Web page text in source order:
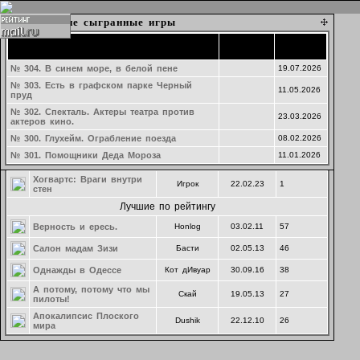
Набор в игру
Озеро ЛжеКомо
24.07.2026
Маф-Наволок. Молочный день 19.05.2026
Текущие игры
Партия 293. тест
20.02.2025
Подготовка затравок к играм
Последние предложения
Курорт на озере Лжекомо Ры
гугеноты среди нас MrStryde 22.04.26 20
Безумный день, или
женитьба Фигаро
Егор 01.06.24 0
Комитет общественного
спасения в нейросети
0
Хогвартс: Враги внутри
стен
Игрок 22.02.23 1
Лучшие по рейтингу
Верность и ересь. Honlog 03.02.11 57
Салон мадам Зизи Басти 02.05.13 46
Однажды в Одессе Кот дИвуар 30.09.16 38
А потому, потому что мы
пилоты!
Скай 19.05.13 27
Апокалипсис Плоского
мира
Dushik 22.12.10 26
Последние сыгранные игры
№ 304. В синем море, в белой пене
19.07.2026
№ 303. Есть в графском парке Черный
пруд
11.05.2026
№ 302. Спекталь. Актеры театра против
актеров кино.
23.03.2026
№ 300. Глухейм. Ограбление поезда 08.02.2026
№ 301. Помощники Деда Мороза 11.01.2026